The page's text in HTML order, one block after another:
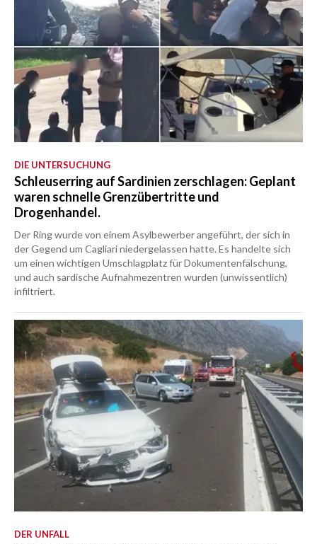
DIE UNTERSUCHUNG
Schleuserring auf Sardinien zerschlagen: Geplant
waren schnelle Grenzübertritte und
Drogenhandel.
Der Ring wurde von einem Asylbewerber angeführt, der sich in
der Gegend um Cagliari niedergelassen hatte. Es handelte sich
um einen wichtigen Umschlagplatz für Dokumentenfälschung,
und auch sardische Aufnahmezentren wurden (unwissentlich)
infiltriert.
DER UNFALL